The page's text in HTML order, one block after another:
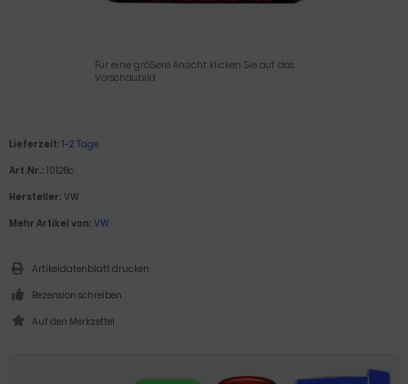
Für eine größere Ansicht klicken Sie auf das
Vorschaubild
Lieferzeit: 1-2 Tage
Art.Nr.: 10128c
Hersteller: VW
Mehr Artikel von: VW
Artikeldatenblatt drucken
Rezension schreiben